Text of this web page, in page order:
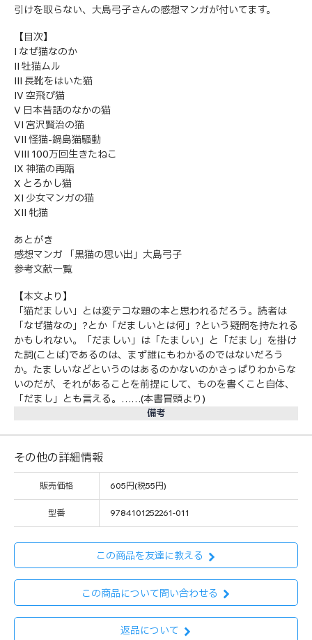
引けを取らない、大島弓子さんの感想マンガが付いてます。
【目次】
I なぜ猫なのか
II 牡猫ムル
III 長靴をはいた猫
IV 空飛び猫
V 日本昔話のなかの猫
VI 宮沢賢治の猫
VII 怪猫-鍋島猫騒動
VIII 100万回生きたねこ
IX 神猫の再臨
X とろかし猫
XI 少女マンガの猫
XII 牝猫
あとがき
感想マンガ 「黒猫の思い出」大島弓子
参考文献一覧
【本文より】
「猫だましい」とは変テコな題の本と思われるだろう。読者は
「なぜ猫なの」?とか「だましいとは何」?という疑問を持たれる
かもしれない。「だましい」は「たましい」と「だまし」を掛け
た詞(ことば)であるのは、まず誰にもわかるのではないだろう
か。たましいなどというのはあるのかないのかさっぱりわからな
いのだが、それがあることを前提にして、ものを書くこと自体、
「だまし」とも言える。……(本書冒頭より)
備考
その他の詳細情報
販売価格 605円(税55円)
型番 9784101252261-011
この商品を友達に教える
この商品について問い合わせる
返品について